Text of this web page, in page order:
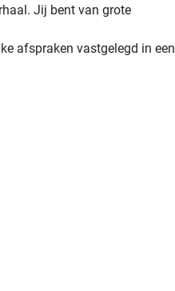
Jij bent van grote
afspraken vastgelegd in een